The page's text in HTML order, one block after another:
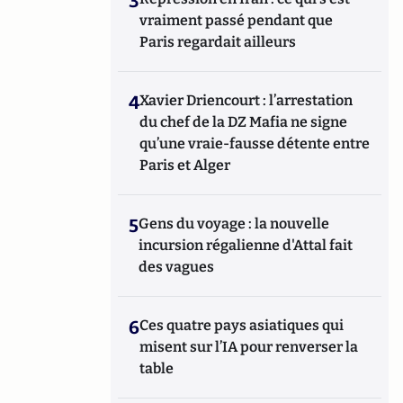
vraiment passé pendant que
Paris regardait ailleurs
4Xavier Driencourt : l’arrestation
du chef de la DZ Mafia ne signe
qu’une vraie-fausse détente entre
Paris et Alger
5Gens du voyage : la nouvelle
incursion régalienne d'Attal fait
des vagues
6Ces quatre pays asiatiques qui
misent sur l’IA pour renverser la
table